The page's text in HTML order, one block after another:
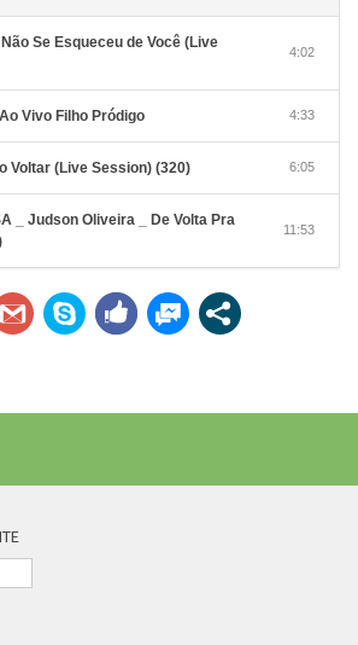
Se Esqueceu de Você (Live
4:02
Vivo Filho Pródigo 4:33
Voltar (Live Session) (320) 6:05
_ Judson Oliveira _ De Volta Pra
11:53